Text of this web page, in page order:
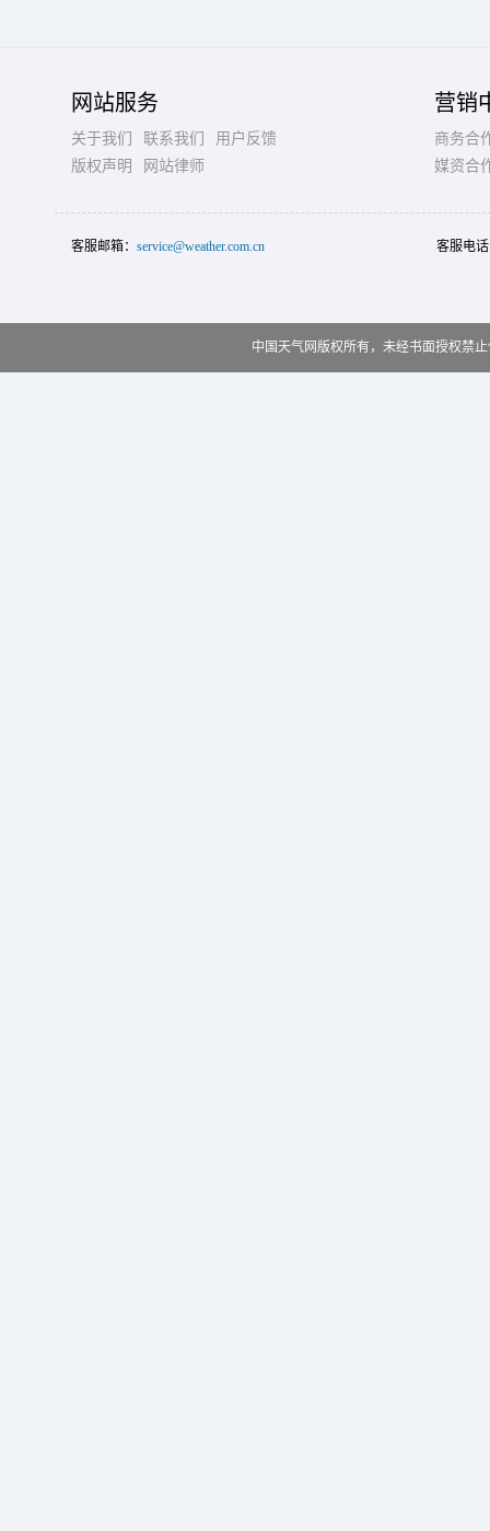
网站服务
关于我们 联系我们
用户反馈
版权声明
网站律师
营销
商务合
媒资合
客服邮箱： service@weather.com.cn 客服电
中国天气网版权所有，未经书面授权